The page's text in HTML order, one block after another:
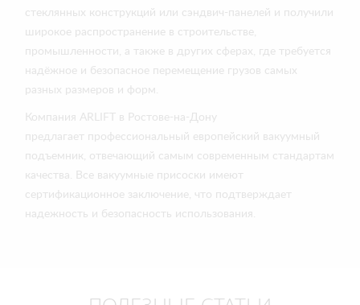
стеклянных конструкций или сэндвич-панелей и получили
широкое распространение в строительстве,
промышленности, а также в других сферах, где требуется
надёжное и безопасное перемещение грузов самых
разных размеров и форм.
Компания ARLIFT в Ростове-на-Дону
предлагает профессиональный европейский вакуумный
подъемник, отвечающий самым современным стандартам
качества. Все вакуумные присоски имеют
сертификационное заключение, что подтверждает
надежность и безопасность использования.